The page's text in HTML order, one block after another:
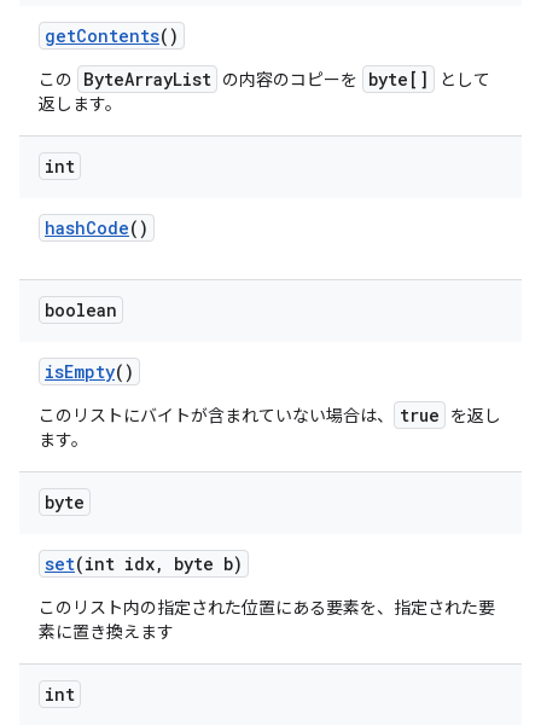
getContents()
この ByteArrayList の内容のコピーを byte[]
として
返します。
int
hashCode()
boolean
isEmpty()
このリストにバイトが含まれていない場合は、 true
を返し
ます。
byte
set(int idx, byte b)
このリスト内の指定された位置にある要素を、指定された要
素に置き換えます
int